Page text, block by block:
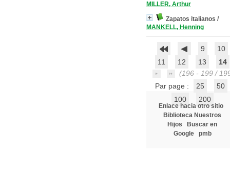
MILLER, Arthur
Zapatos italianos /
MANKELL, Henning
9
10
11
12 13
14
(196 - 199 /
Par page :
25
50
100
200
Enlace hacia otro sitio
Biblioteca Nuestros
Hijos
Buscar en
Google
pmb